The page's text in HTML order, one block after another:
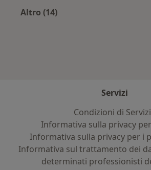
Altro (14)
Servizi
Condizioni di
Informativa sulla privacy
Informativa sulla privacy per i
Informativa sul trattamento dei
determinati professionisti